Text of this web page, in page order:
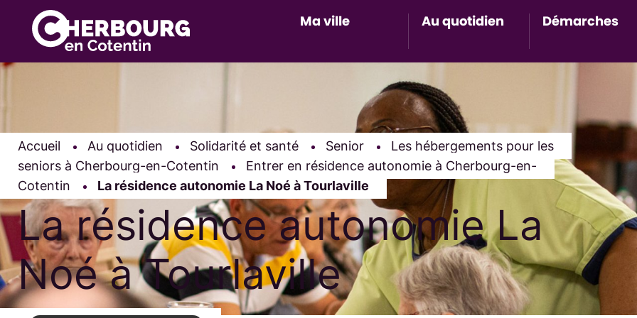
Ma ville Au quotidien
Accès au sous-menu de
Démarches
Accès
Accueil Au quotidien Solidarité et santé Senior
Les hébergements pour les
seniors à Cherbourg-en-Cotentin
Entrer en résidence autonomie à Cherbourg-en-
Cotentin
Page active :
La résidence autonomie La Noé à Tourlaville
La résidence autonomie La
Noé à Tourlaville